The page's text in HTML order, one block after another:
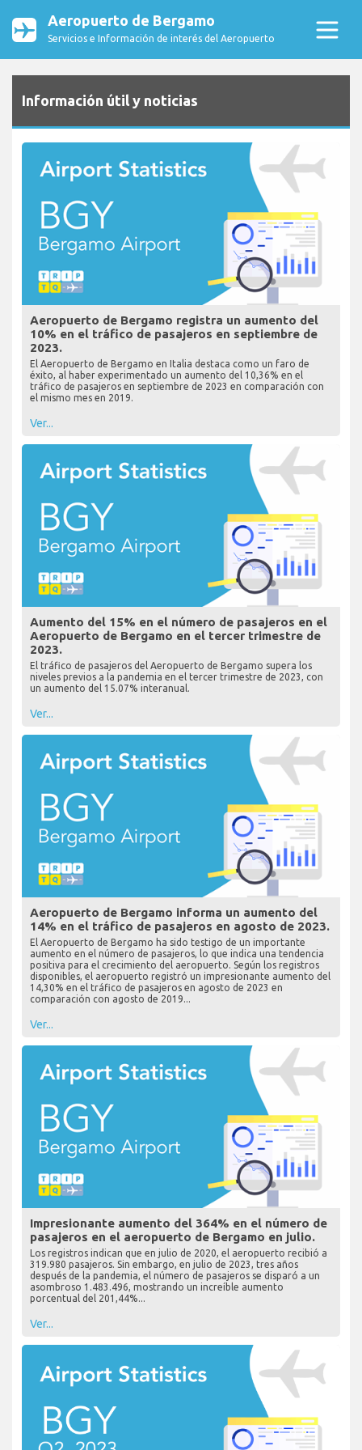
Aeropuerto de Bergamo
Servicios e Información de interés del Aeropuerto
Información útil y noticias
Aeropuerto de Bergamo registra un aumento del
10% en el tráfico de pasajeros en septiembre de
2023.
El Aeropuerto de Bergamo en Italia destaca como un faro de
éxito, al haber experimentado un aumento del 10,36% en el
tráfico de pasajeros en septiembre de 2023 en comparación con
el mismo mes en 2019.
Ver...
Aumento del 15% en el número de pasajeros en el
Aeropuerto de Bergamo en el tercer trimestre de
2023.
El tráfico de pasajeros del Aeropuerto de Bergamo supera los
niveles previos a la pandemia en el tercer trimestre de 2023, con
un aumento del 15.07% interanual.
Ver...
Aeropuerto de Bergamo informa un aumento del
14% en el tráfico de pasajeros en agosto de 2023.
El Aeropuerto de Bergamo ha sido testigo de un importante
aumento en el número de pasajeros, lo que indica una tendencia
positiva para el crecimiento del aeropuerto. Según los registros
disponibles, el aeropuerto registró un impresionante aumento del
14,30% en el tráfico de pasajeros en agosto de 2023 en
comparación con agosto de 2019...
Ver...
Impresionante aumento del 364% en el número de
pasajeros en el aeropuerto de Bergamo en julio.
Los registros indican que en julio de 2020, el aeropuerto recibió a
319.980 pasajeros. Sin embargo, en julio de 2023, tres años
después de la pandemia, el número de pasajeros se disparó a un
asombroso 1.483.496, mostrando un increíble aumento
porcentual del 201,44%...
Ver...